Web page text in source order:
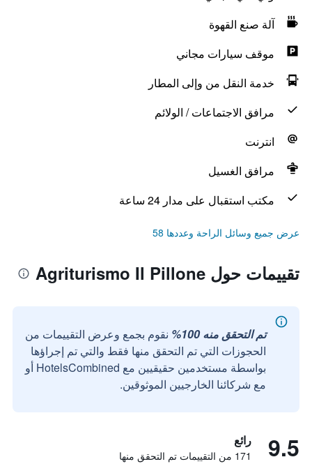
آلة صنع القهوة
موقف سيارات مجاني
خدمة النقل من وإلى المطار
مرافق الاجتماعات / الولائم
انترنت
مرافق الغسيل
مكتب استقبال على مدار 24 ساعة
عرض جميع وسائل الراحة وعددها 58
تقييمات حول Agriturismo Il Pillone
تم التحقق منه 100%
نقوم بجمع وعرض التقييمات من
الحجوزات التي تم التحقق منها فقط والتي تم إجراؤها
بواسطة مستخدمين حقيقيين مع HotelsCombined أو
مع شركائنا الخارجيين الموثوقين.
9.5 رائع
171 من التقييمات تم التحقق منها